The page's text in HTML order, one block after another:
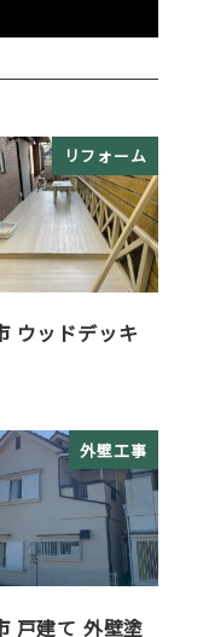
リフォーム
ウッドデッキ
外壁工事
戸建て 外壁塗